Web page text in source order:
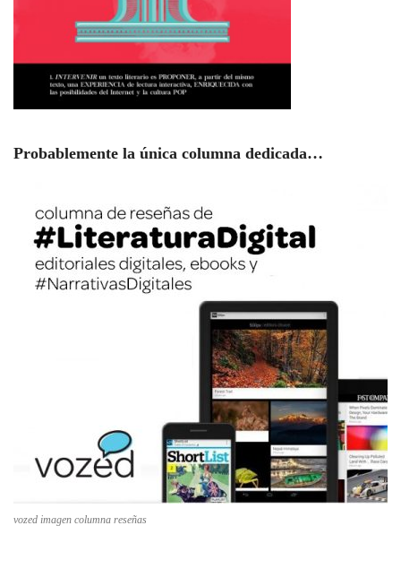
Probablemente la única columna dedicada…
vozed imagen columna reseñas